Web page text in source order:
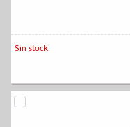
Sin stock